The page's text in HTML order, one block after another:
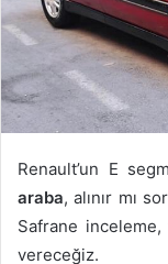
Renault’un E
araba, alınır mı
Safrane
vereceğiz.